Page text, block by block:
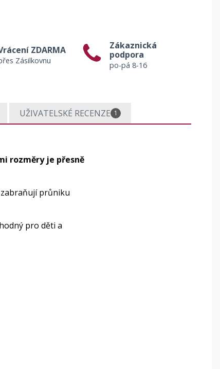
ZDARMA
Zásilkovnu
Zákaznická
podpora
po-pá 8-16
UŽIVATELSKÉ RECENZE 1
rozměry je přesně
průniku
pro děti a